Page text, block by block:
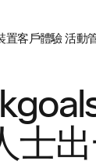
置客戶體驗活動
士